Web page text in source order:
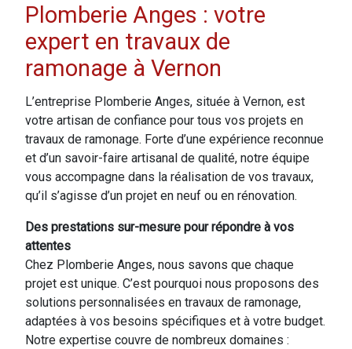
Plomberie Anges : votre
expert en travaux de
ramonage à Vernon
L’entreprise Plomberie Anges, située à Vernon, est
votre artisan de confiance pour tous vos projets en
travaux de ramonage. Forte d’une expérience reconnue
et d’un savoir-faire artisanal de qualité, notre équipe
vous accompagne dans la réalisation de vos travaux,
qu’il s’agisse d’un projet en neuf ou en rénovation.
Des prestations sur-mesure pour répondre à vos
attentes
Chez Plomberie Anges, nous savons que chaque
projet est unique. C’est pourquoi nous proposons des
solutions personnalisées en travaux de ramonage,
adaptées à vos besoins spécifiques et à votre budget.
Notre expertise couvre de nombreux domaines :